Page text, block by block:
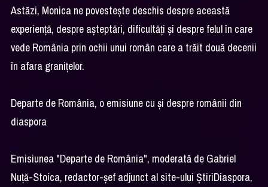
Astăzi, Monica ne povestește deschis despre această
experiență, despre așteptări, dificultăți și despre felul în care
vede România prin ochii unui român care a trăit două decenii
în afara granițelor.
Departe de România, o emisiune cu și despre românii din
diaspora
Emisiunea "Departe de România", moderată de Gabriel
Nuță-Stoica, redactor-șef adjunct al site-ului ȘtiriDiaspora,